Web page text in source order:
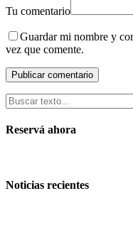
Tu comentario
Guardar mi nombre y
vez que comente.
Reservá ahora
Noticias recientes